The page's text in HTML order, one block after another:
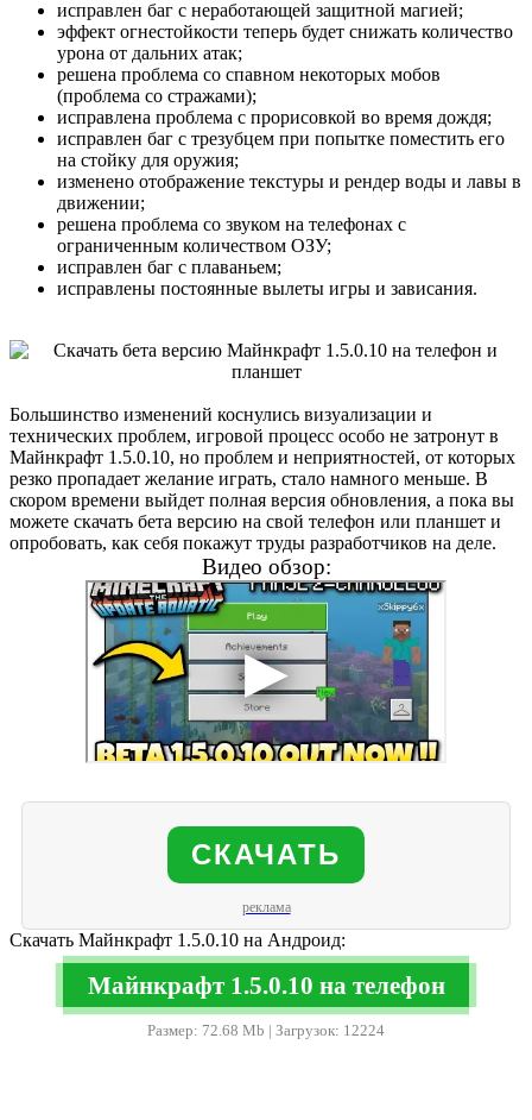
исправлен баг с неработающей защитной магией;
эффект огнестойкости теперь будет снижать количество
урона от дальних атак;
решена проблема со спавном некоторых мобов
(проблема со стражами);
исправлена проблема с прорисовкой во время дождя;
исправлен баг с трезубцем при попытке поместить его
на стойку для оружия;
изменено отображение текстуры и рендер воды и лавы в
движении;
решена проблема со звуком на телефонах с
ограниченным количеством ОЗУ;
исправлен баг с плаваньем;
исправлены постоянные вылеты игры и зависания.
Большинство изменений коснулись визуализации и
технических проблем, игровой процесс особо не затронут в
Майнкрафт 1.5.0.10, но проблем и неприятностей, от которых
резко пропадает желание играть, стало намного меньше. В
скором времени выйдет полная версия обновления, а пока вы
можете скачать бета версию на свой телефон или планшет и
опробовать, как себя покажут труды разработчиков на деле.
Видео обзор:
СКАЧАТЬ
реклама
Скачать Майнкрафт 1.5.0.10 на Андроид:
Майнкрафт 1.5.0.10 на телефон
Размер: 72.68 Mb | Загрузок: 12224